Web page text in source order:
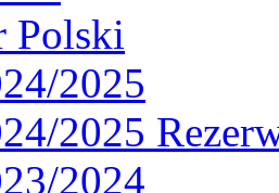
Polski
2025
2025
2024